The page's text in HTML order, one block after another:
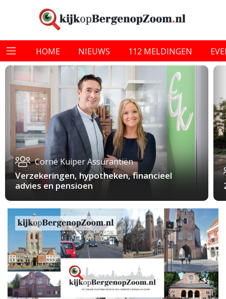
HOME NIEUWS 112 MELDINGEN
Corné Kuiper Assurantiën
Verzekeringen, hypotheken, financieel
advies en pensioen